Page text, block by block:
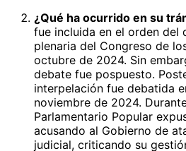
¿Qué ha ocurrido en su
fue incluida en el orden del
plenaria del Congreso de
octubre de 2024. Sin
debate fue pospuesto.
interpelación fue debatida
noviembre de 2024.
Parlamentario Popular
acusando al Gobierno de
judicial, criticando su